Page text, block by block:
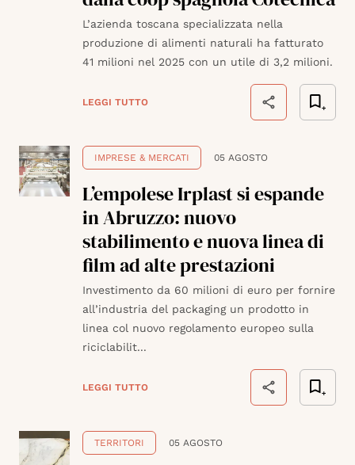
L’azienda toscana specializzata nella
produzione di alimenti naturali ha fatturato
41 milioni nel 2025 con un utile di 3,2 milioni.
LEGGI TUTTO
IMPRESE & MERCATI 05 AGOSTO
L’empolese Irplast si espande
in Abruzzo: nuovo
stabilimento e nuova linea di
film ad alte prestazioni
Investimento da 60 milioni di euro per fornire
all’industria del packaging un prodotto in
linea col nuovo regolamento europeo sulla
riciclabilit...
LEGGI TUTTO
TERRITORI 05 AGOSTO